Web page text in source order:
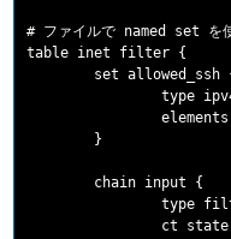
# ファイルで named set を
table inet filter {
set allowed_ssh
type
        }
        chain input {
type
ct